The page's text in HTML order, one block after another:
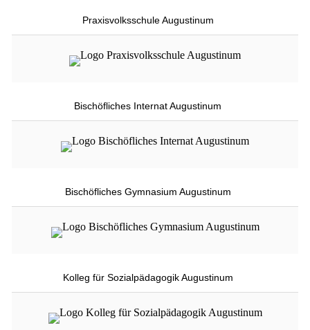
Praxisvolksschule Augustinum
Bischöfliches Internat Augustinum
Bischöfliches Gymnasium Augustinum
Kolleg für Sozialpädagogik Augustinum